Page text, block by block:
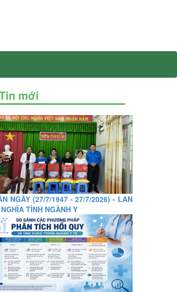
mới
NGÀY (27/7/1947 - 27/7/2026) - LAN
TÌNH NGÀNH Y